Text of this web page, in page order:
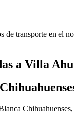
de transporte en
a Villa